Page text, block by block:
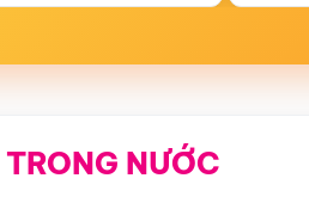
NƯỚC
Điểm nổi bật